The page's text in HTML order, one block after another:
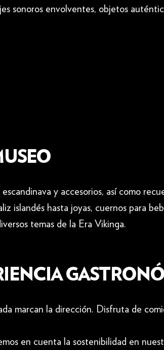
sonoros envolventes, objetos
y accesorios, así como
islandés hasta joyas, cuernos para
temas de la Era Vikinga.
marcan la dirección. Disfruta de
en cuenta la sostenibilidad en